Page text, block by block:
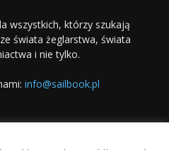
wszystkich, którzy szukają
świata żeglarstwa, świata
i nie tylko.
info@sailbook.pl